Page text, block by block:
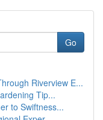
Go
Riverview E...
Tip...
to Swiftness...